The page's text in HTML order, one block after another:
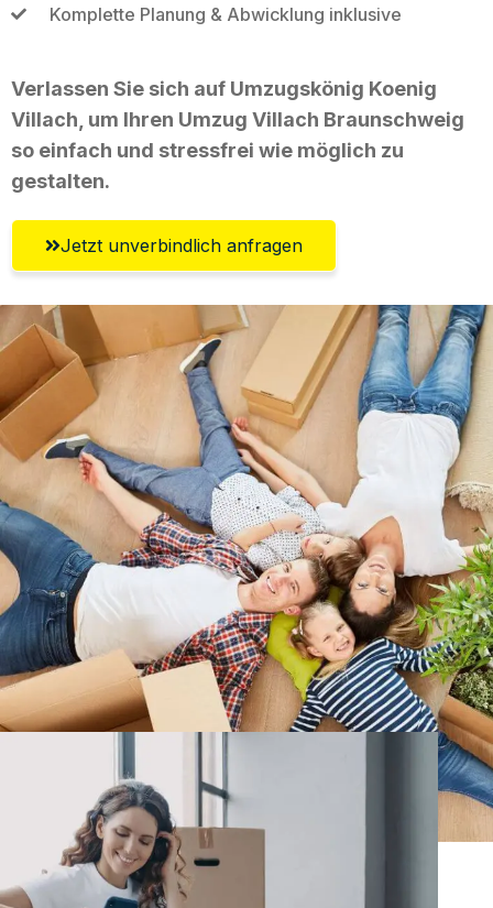
Komplette Planung & Abwicklung inklusive
Verlassen Sie sich auf Umzugskönig Koenig
Villach, um Ihren Umzug Villach Braunschweig
so einfach und stressfrei wie möglich zu
gestalten.
Jetzt unverbindlich anfragen